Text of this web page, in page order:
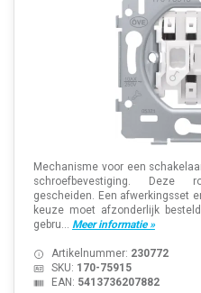
Mechanisme voor een
schroefbevestiging. Deze
gescheiden. Een afwerkingsset
keuze moet afzonderlijk
gebru... Meer informatie »
Artikelnummer: 230772
SKU: 170-75915
EAN: 5413736207882